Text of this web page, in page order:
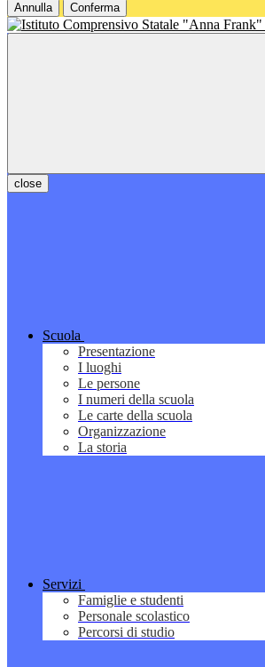
Annulla Conferma
close
Scuola
Presentazione
I luoghi
Le persone
I numeri della scuola
Le carte della scuola
Organizzazione
La storia
Servizi
Famiglie e studenti
Personale scolastico
Percorsi di studio